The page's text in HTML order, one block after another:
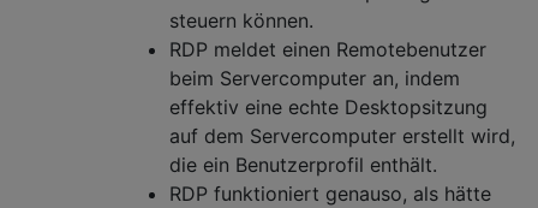
steuern können.
RDP meldet einen Remotebenutzer
beim Servercomputer an, indem
effektiv eine echte Desktopsitzung
auf dem Servercomputer erstellt wird,
die ein Benutzerprofil enthält.
RDP funktioniert genauso, als hätte